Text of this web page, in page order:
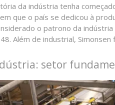
da indústria tenha
que o país se dedicou à
o patrono da
Além de industrial,
setor